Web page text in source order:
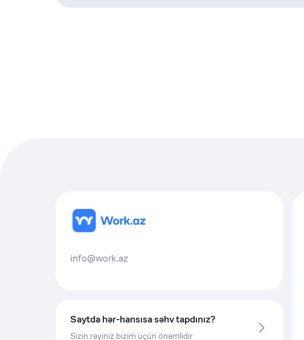
info@work.az
Saytda hər-hansısa səhv tapdınız?
Sizin rəyiniz bizim üçün önəmlidir